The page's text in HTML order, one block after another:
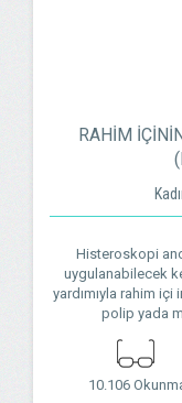
RAHİM
Histeroskopi
uygulanabilecek
yardımıyla rahim
polip yada
10.106